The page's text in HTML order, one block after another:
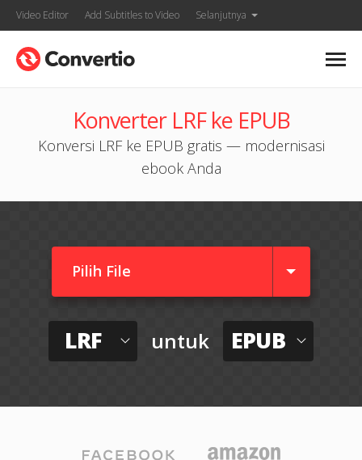
Video Editor Add Subtitles to Video Selanjutnya
Konverter LRF ke EPUB
Konversi LRF ke EPUB gratis — modernisasi
ebook Anda
Pilih File
LRF untuk EPUB